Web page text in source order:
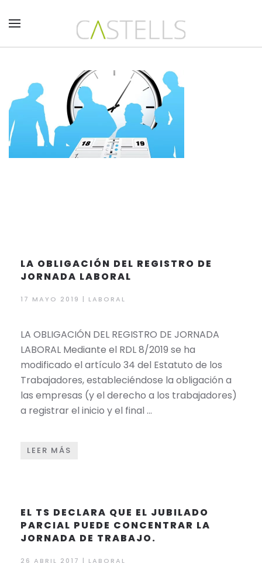
Skip to main content
LA OBLIGACIÓN DEL REGISTRO DE
JORNADA LABORAL
17 MAYO 2019 | LABORAL
LA OBLIGACIÓN DEL REGISTRO DE JORNADA
LABORAL Mediante el RDL 8/2019 se ha
modificado el artículo 34 del Estatuto de los
Trabajadores, estableciéndose la obligación a
las empresas (y el derecho a los trabajadores)
a registrar el inicio y el final …
LEER MÁS
EL TS DECLARA QUE EL JUBILADO
PARCIAL PUEDE CONCENTRAR LA
JORNADA DE TRABAJO.
26 ABRIL 2017 | LABORAL